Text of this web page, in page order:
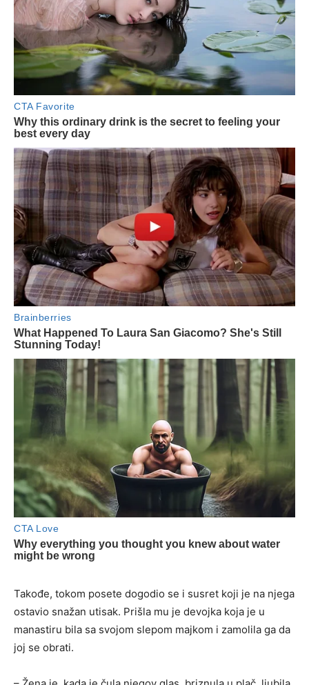
Takođe, tokom posete dogodio se i susret koji je na njega
ostavio snažan utisak. Prišla mu je devojka koja je u
manastiru bila sa svojom slepom majkom i zamolila ga da
joj se obrati.